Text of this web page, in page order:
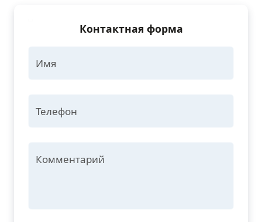
Контактная форма
Имя
Телефон
Комментарий